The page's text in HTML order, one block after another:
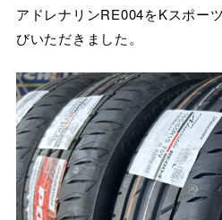
アドレナリンRE004をKスポー
びいただきました。